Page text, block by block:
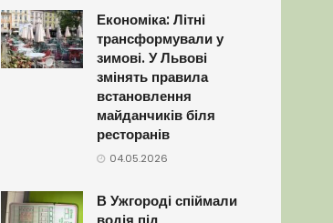
Економіка: Літні
трансформували у
зимові. У Львові
змінять правила
встановлення
майданчиків біля
ресторанів
04.05.2026
В Ужгороді спіймали